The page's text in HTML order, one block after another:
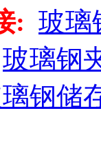
: 玻璃
玻璃钢
钢储